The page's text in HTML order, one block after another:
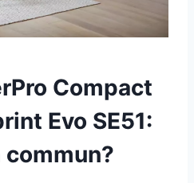
Compact
Evo SE51:
commun?